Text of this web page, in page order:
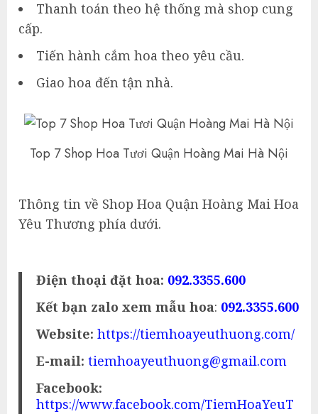
Thanh toán theo hệ thống mà shop cung
cấp.
Tiến hành cắm hoa theo yêu cầu.
Giao hoa đến tận nhà.
Top 7 Shop Hoa Tươi Quận Hoàng Mai Hà Nội
Thông tin về Shop Hoa Quận Hoàng Mai Hoa
Yêu Thương phía dưới.
Điện thoại đặt hoa: 092.3355.600
Kết bạn zalo xem mẫu hoa: 092.3355.600
Website:https://tiemhoayeuthuong.com/
E-mail:tiemhoayeuthuong@gmail.com
Facebook:
https://www.facebook.com/TiemHoaYeuT